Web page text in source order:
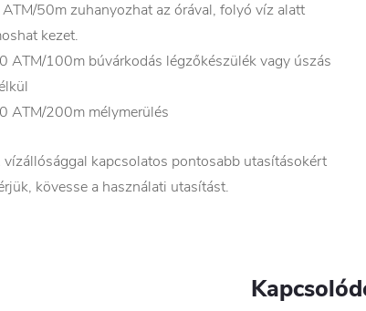
50m zuhanyozhat az órával, folyó víz alatt
kezet.
ATM/100m búvárkodás légzőkészülék vagy úszás
ATM/200m mélymerülés
vízállósággal kapcsolatos pontosabb utasításokért
kövesse a használati utasítást.